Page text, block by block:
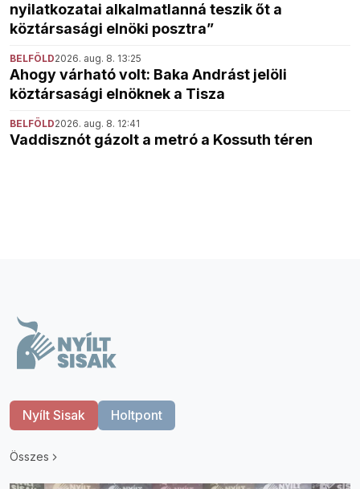
nyilatkozatai alkalmatlanná teszik őt a
köztársasági elnöki posztra”
BELFÖLD2026. aug. 8. 13:25
Ahogy várható volt: Baka Andrást jelöli
köztársasági elnöknek a Tisza
BELFÖLD2026. aug. 8. 12:41
Vaddisznót gázolt a metró a Kossuth téren
Nyílt Sisak Holtpont
Összes